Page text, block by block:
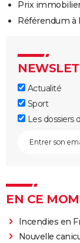
Prix
Référendum à
Actualité
Sport
Les dossiers
EN CE
Incendies en
Nouvelle